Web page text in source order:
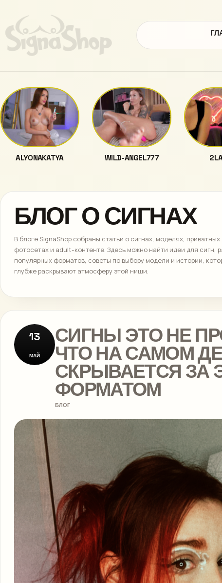
ALYONAKATYA WILD-ANGEL777
БЛОГ О СИГНАХ
В блоге SignaShop собраны статьи о сигнах, моделях, приватных
фотосетах и adult-контенте. Здесь можно найти идеи для сигн,
популярных форматов, советы по выбору модели и истории,
глубже раскрывают атмосферу этой ниши.
13
МАЙ
СИГНЫ ЭТО НЕ
ЧТО НА САМОМ
СКРЫВАЕТСЯ ЗА
ФОРМАТОМ
БЛОГ